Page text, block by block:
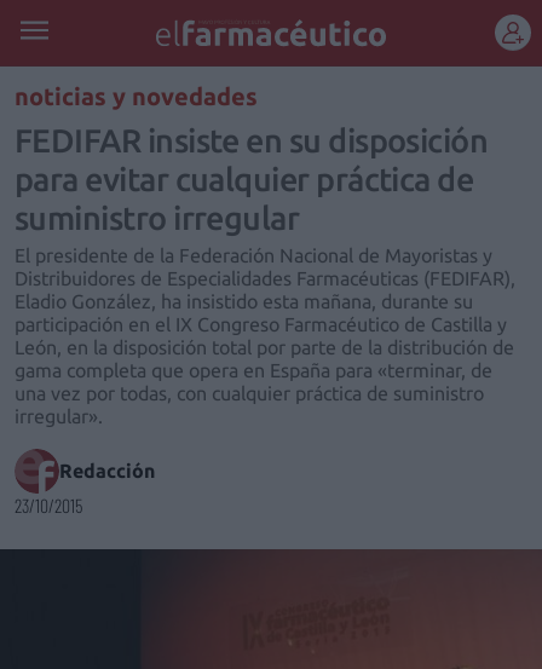
REGÍSTRATE
noticias y novedades
FEDIFAR insiste en su disposición
para evitar cualquier práctica de
suministro irregular
El presidente de la Federación Nacional de Mayoristas y
Distribuidores de Especialidades Farmacéuticas (FEDIFAR),
Eladio González, ha insistido esta mañana, durante su
participación en el IX Congreso Farmacéutico de Castilla y
León, en la disposición total por parte de la distribución de
gama completa que opera en España para «terminar, de
una vez por todas, con cualquier práctica de suministro
irregular».
Redacción
23/10/2015